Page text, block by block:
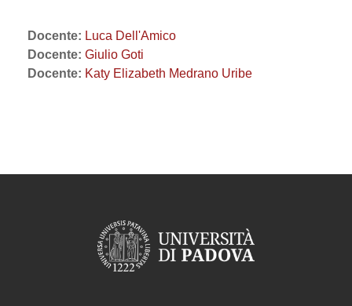
Docente: Luca Dell'Amico
Docente: Giulio Goti
Docente: Katy Elizabeth Medrano Uribe